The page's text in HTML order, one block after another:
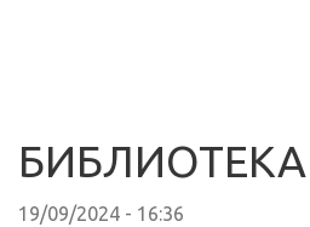
БИБЛИОТЕКА
19/09/2024 - 16:36